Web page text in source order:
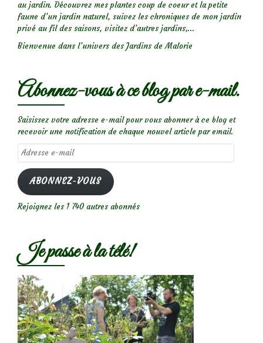
au jardin. Découvrez mes plantes coup de coeur et la petite
faune d’un jardin naturel, suivez les chroniques de mon jardin
privé au fil des saisons, visitez d’autres jardins,...
Bienvenue dans l’univers des Jardins de Malorie
Abonnez-vous à ce blog par e-mail.
Saisissez votre adresse e-mail pour vous abonner à ce blog et
recevoir une notification de chaque nouvel article par email.
Adresse
e-
mail
ABONNEZ-VOUS
Rejoignez les 1 740 autres abonnés
Je passe à la télé!